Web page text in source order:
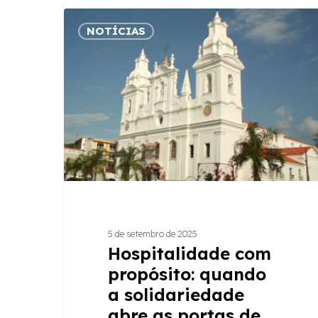
com
solidariedade
abre
as
portas
de
NOTÍCIAS
5 de setembro de 2025
Hospitalidade com
propósito: quando
a solidariedade